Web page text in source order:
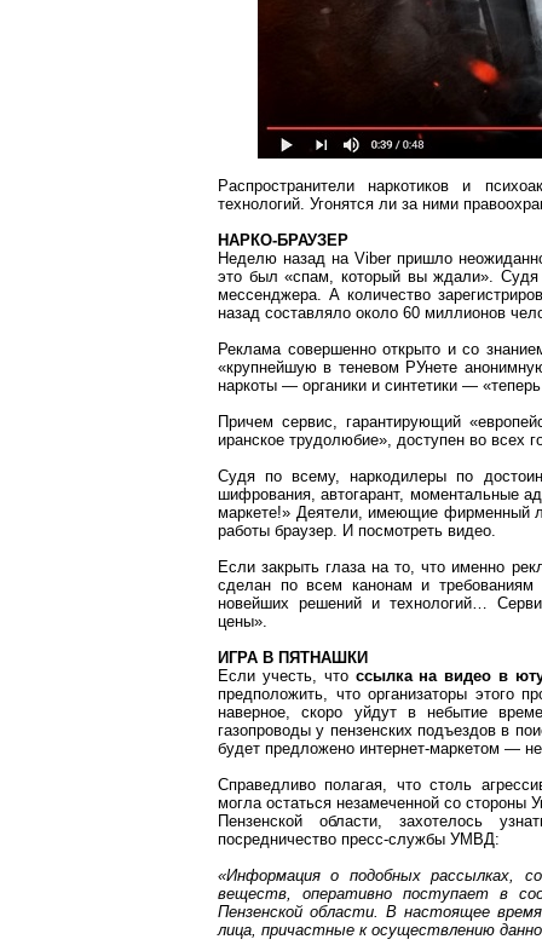
Распространители наркотиков и
технологий. Угонятся ли за ними
НАРКО-БРАУЗЕР
Неделю назад на Viberпришло
это был «спам, который вы ждали».
мессенджера. А количество
назад составляло около 60 миллионов
Реклама совершенно открыто и со
«крупнейшую в теневом РУнете
наркоты — органики и синтетики —
Причем сервис, гарантирующий
иранское трудолюбие», доступен во всех
Судя по всему,наркодилеры по
шифрования,автогарант, моментальные
маркете!» Деятели, имеющие фирменный
работы браузер. И посмотреть видео.
Если закрыть глаза на то, что именно
сделан по всем канонам и требованиям
новейших решений и технологий…
цены».
ИГРА В ПЯТНАШКИ
Если учесть, что ссылка на видео в
предположить, что организаторы этого
наверное, скоро уйдут в небытие
газопроводы у пензенских подъездов в
будет предложено интернет-маркетом — не
Справедливо полагая, что столь
могла остаться незамеченной со стороны
Пензенской области, захотелось
посредничество пресс-службы УМВД:
«Информация о подобных рассылках,
веществ, оперативно поступает в
Пензенской области. В настоящее
лица, причастные к осуществлению